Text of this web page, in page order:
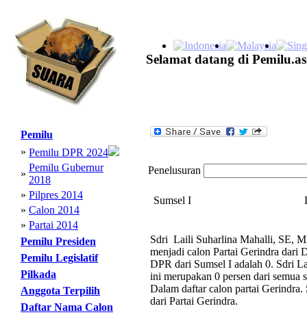
Selamat datang di
Pemilu
» Pemilu DPR 2024
»
Pemilu Gubernur
2018
» Pilpres 2014
» Calon 2014
» Partai 2014
Pemilu Presiden
Pemilu Legislatif
Pilkada
Anggota Terpilih
Daftar Nama Calon
Penelusuran
Sumsel I
Sdri Laili Suharlina Mahalli, SE,
menjadi calon Partai Gerindra dari
DPR dari Sumsel I adalah 0. Sdri
ini merupakan 0 persen dari semua
Dalam daftar calon partai
dari Partai Gerindra.